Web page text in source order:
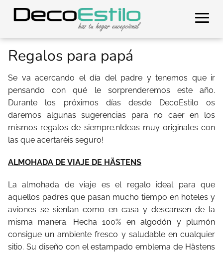
Regalos para papá
Se va acercando el día del padre y tenemos que ir
pensando con qué le sorprenderemos este año.
Durante los próximos días desde DecoEstilo os
daremos algunas sugerencias para no caer en los
mismos regalos de siempre.nIdeas muy originales con
las que acertaréis seguro!
ALMOHADA DE VIAJE DE HÄSTENS
La almohada de viaje es el regalo ideal para que
aquellos padres que pasan mucho tiempo en hoteles y
aviones se sientan como en casa y descansen de la
misma manera. Hecha 100% en algodón y plumón
consigue un ambiente fresco y saludable en cualquier
sitio. Su diseño con el estampado emblema de Hästens